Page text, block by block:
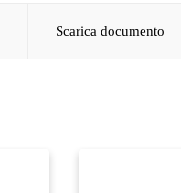
Scarica documento